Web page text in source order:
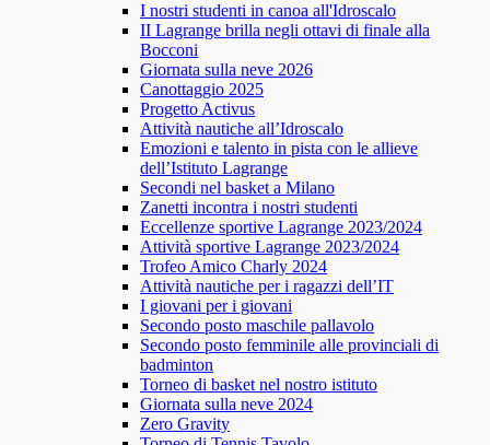
I nostri studenti in canoa all'Idroscalo
II Lagrange brilla negli ottavi di finale alla
Bocconi
Giornata sulla neve 2026
Canottaggio 2025
Progetto Activus
Attività nautiche all’Idroscalo
Emozioni e talento in pista con le allieve
dell’Istituto Lagrange
Secondi nel basket a Milano
Zanetti incontra i nostri studenti
Eccellenze sportive Lagrange 2023/2024
Attività sportive Lagrange 2023/2024
Trofeo Amico Charly 2024
Attività nautiche per i ragazzi dell’IT
I giovani per i giovani
Secondo posto maschile pallavolo
Secondo posto femminile alle provinciali di
badminton
Torneo di basket nel nostro istituto
Giornata sulla neve 2024
Zero Gravity